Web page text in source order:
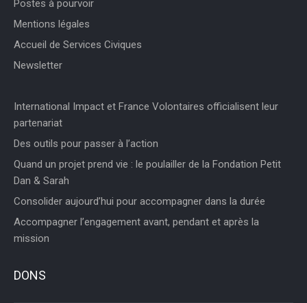
Postes à pourvoir
Mentions légales
Accueil de Services Civiques
Newsletter
International Impact et France Volontaires officialisent leur
partenariat
Des outils pour passer à l’action
Quand un projet prend vie : le poulailler de la Fondation Petit
Dan & Sarah
Consolider aujourd’hui pour accompagner dans la durée
Accompagner l’engagement avant, pendant et après la
mission
DONS